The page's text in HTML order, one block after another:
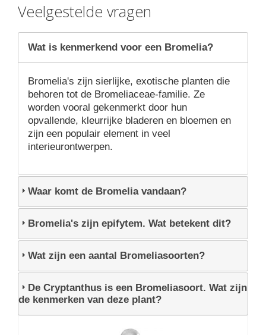
Veelgestelde vragen
Wat is kenmerkend voor een Bromelia?
Bromelia's zijn sierlijke, exotische planten die
behoren tot de Bromeliaceae-familie. Ze
worden vooral gekenmerkt door hun
opvallende, kleurrijke bladeren en bloemen en
zijn een populair element in veel
interieurontwerpen.
Waar komt de Bromelia vandaan?
Bromelia's zijn epifytem. Wat betekent dit?
Wat zijn een aantal Bromeliasoorten?
De Cryptanthus is een Bromeliasoort. Wat zijn
de kenmerken van deze plant?